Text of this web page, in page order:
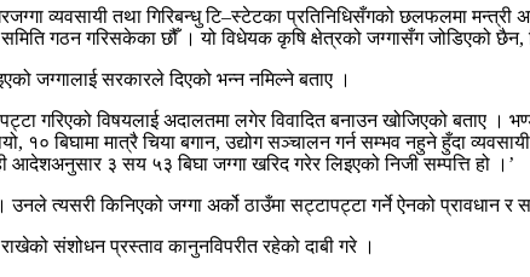
व्यवसायी तथा गिरिबन्धु टि–स्टेटका प्रतिनिधिसँगको छलफलमा मन्त्री
गठन गरिसकेका छौँ । यो विधेयक कृषि क्षेत्रको जग्गासँग जोडिएको छैन,
जग्गालाई सरकारले दिएको भन्न नमिल्ने बताए ।
गरिएको विषयलाई अदालतमा लगेर विवादित बनाउन खोजिएको बताए
१० बिघामा मात्रै चिया बगान, उद्योग सञ्चालन गर्न सम्भव नहुने हुँदा
३ सय ५३ बिघा जग्गा खरिद गरेर लिइएको निजी सम्पत्ति हो ।’
उनले त्यसरी किनिएको जग्गा अर्को ठाउँमा सट्टापट्टा गर्ने ऐनको प्रावधान
संशोधन प्रस्ताव कानुनविपरीत रहेको दाबी गरे ।